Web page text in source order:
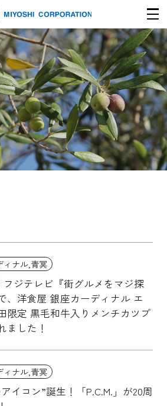
ィナル,青冥
フジテレビ『街グルメをマジ探
、洋食屋 銀座カーディナル エ
限定 黒毛和牛入りメンチカツプ
ました！
ィナル,青冥
イコン”誕生！「P.C.M.」が20周